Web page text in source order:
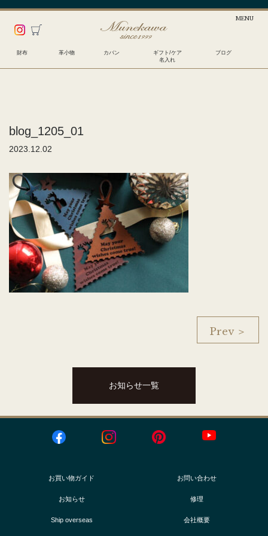
財布 革小物 カバン
ギフト/ケア
名入れ
ブログ
blog_1205_01
2023.12.02
Prev ＞
お知らせ一覧
お買い物ガイド お問い合わせ
お知らせ 修理
Ship overseas 会社概要